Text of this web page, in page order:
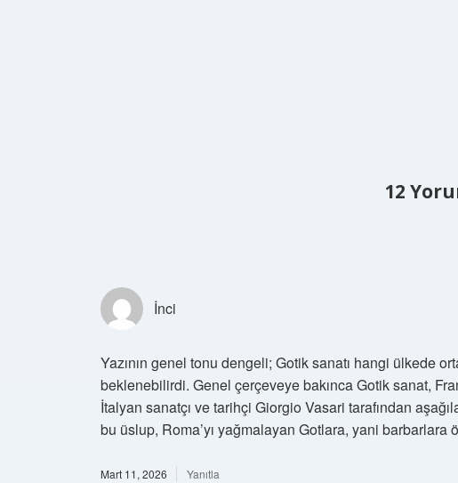
12
İnci
Yazının genel tonu dengeli; Gotik sanatı hangi ülkede
beklenebilirdi. Genel çerçeveye bakınca Gotik sanat,
İtalyan sanatçı ve tarihçi Giorgio Vasari tarafından
bu üslup, Roma’yı yağmalayan Gotlara, yani barbarlara
Mart 11, 2026 Yanıtla